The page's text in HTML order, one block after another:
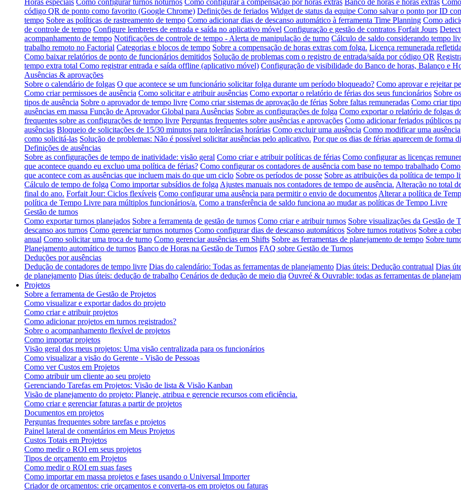
código QR de ponto como favorito (Google Chrome) Definições de feriados Widget de status da equipe Como salvar o ponto por ID
tempo Sobre as políticas de rastreamento de tempo Como adicionar dias de descanso automático à ferramenta Time Planning Como
de controle de tempo Configure lembretes de entrada e saída no aplicativo móvel Configuração e gestão de contratos Forfait Jours
acompanhamento de tempo Notificações de controle de tempo - Alerta de manipulação de turno Cálculo de saldo considerando tempo
trabalho remoto no Factorial Categorias e blocos de tempo Sobre a compensação de horas extras com folga. Licença remunerada
Como baixar relatórios de ponto de funcionários demitidos Solução de problemas com o registro de entrada/saída por código QR
tempo extra total Como registrar entrada e saída offline (aplicativo móvel) Configuração de visibilidade do Banco de horas, Balanço e
Ausências & aprovações
Sobre o calendário de folgas O que acontece se um funcionário solicitar folga durante um período bloqueado? Como aprovar e rejeitar
Como criar permissoes de ausência Como solicitar e atribuir ausências Como exportar o relatório de férias dos seus funcionários Sobre
tipos de ausência Sobre o aprovador de tempo livre Como criar sistemas de aprovação de férias Sobre faltas remuneradas Como criar
ausências em massa Função de Aprovador Global para Ausências Sobre as configurações de folga Como exportar o relatório de folgas
frequentes sobre as configurações de tempo livre Perguntas frequentes sobre ausências e aprovações Como adicionar feriados públicos
ausências Bloqueio de solicitações de 15/30 minutos para tolerâncias horárias Como excluir uma ausência Como modificar uma ausência
como solicitá-las Solução de problemas: Não é possível solicitar ausências pelo aplicativo. Por que os dias de férias aparecem de forma
Definições de ausências
Sobre as configurações de tempo de inatividade: visão geral Como criar e atribuir políticas de férias Como configurar as licenças
que acontece quando eu excluo uma política de férias? Como configurar os contadores de ausência com base no tempo trabalhado
que acontece com as ausências que incluem mais do que um ciclo Sobre os períodos de posse Sobre as atribuições da política de tempo
Cálculo de tempo de folga Como importar subsídios de folga Ajustes manuais nos contadores de tempo de ausência. Alteração no total
final do ano. Forfait Jour: Ciclos flexíveis Como configurar uma ausência para permitir o envio de documentos Alterar a política de
política de Tempo Livre para múltiplos funcionários/a. Como a transferência de saldo funciona ao mudar as políticas de Tempo Livre
Gestão de turnos
Como exportar turnos planejados Sobre a ferramenta de gestão de turnos Como criar e atribuir turnos Sobre visualizações da Gestão de
descanso aos turnos Como gerenciar turnos noturnos Como configurar dias de descanso automáticos Sobre turnos rotativos Sobre a
anual Como solicitar uma troca de turno Como gerenciar ausências em Shifts Sobre as ferramentas de planejamento de tempo Sobre
Planejamento automático de turnos Banco de Horas na Gestão de Turnos FAQ sobre Gestão de Turnos
Deduções por ausências
Dedução de contadores de tempo livre Dias do calendário: Todas as ferramentas de planejamento Dias úteis: Dedução contratual Dias
de planejamento Dias úteis: dedução de trabalho Cenários de dedução de meio dia Ouvreé & Ouvrable: todas as ferramentas de
Projetos
Sobre a ferramenta de Gestão de Projetos
Como visualizar e exportar dados do projeto
Como criar e atribuir projetos
Como adicionar projetos em turnos registrados?
Sobre o acompanhamento flexível de projetos
Como importar projetos
Visão geral dos meus projetos: Uma visão centralizada para os funcionários
Como visualizar a visão do Gerente - Visão de Pessoas
Como ver Custos em Projetos
Como atribuir um cliente ao seu projeto
Gerenciando Tarefas em Projetos: Visão de lista & Visão Kanban
Visão de planejamento do projeto: Planeje, atribua e gerencie recursos com eficiência.
Como criar e gerenciar faturas a partir de projetos
Documentos em projetos
Perguntas frequentes sobre tarefas e projetos
Painel lateral de comentários em Meus Projetos
Custos Totais em Projetos
Como medir o ROI em seus projetos
Tipos de orçamento em Projetos
Como medir o ROI em suas fases
Como importar em massa projetos e fases usando o Universal Importer
Criador de orçamentos: crie orçamentos e converta-os em projetos ou faturas